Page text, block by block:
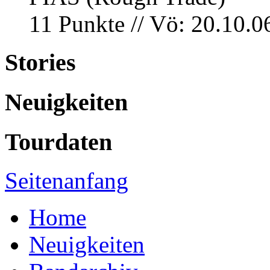
11 Punkte // Vö:
Stories
Neuigkeiten
Tourdaten
Seitenanfang
Home
Neuigkeiten